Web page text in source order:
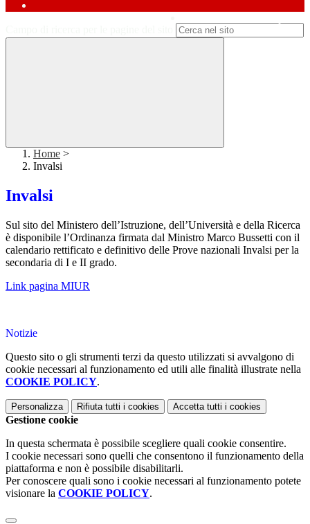
Home >
Invalsi
Invalsi
Sul sito del Ministero dell’Istruzione, dell’Università e della Ricerca
è disponibile l’Ordinanza firmata dal Ministro Marco Bussetti con il
calendario rettificato e definitivo delle Prove nazionali Invalsi per la
secondaria di I e II grado.
Link pagina MIUR
Notizie
Questo sito o gli strumenti terzi da questo utilizzati si avvalgono di
cookie necessari al funzionamento ed utili alle finalità illustrate nella
COOKIE POLICY.
Personalizza Rifiuta tutti i cookies Accetta tutti i cookies
Gestione cookie
In questa schermata è possibile scegliere quali cookie consentire.
I cookie necessari sono quelli che consentono il funzionamento della
piattaforma e non è possibile disabilitarli.
Per conoscere quali sono i cookie necessari al funzionamento potete
visionare la COOKIE POLICY.